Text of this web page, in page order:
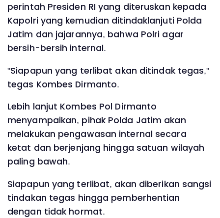
perintah Presiden RI yang diteruskan kepada
Kapolri yang kemudian ditindaklanjuti Polda
Jatim dan jajarannya, bahwa Polri agar
bersih-bersih internal.
"Siapapun yang terlibat akan ditindak tegas,"
tegas Kombes Dirmanto.
Lebih lanjut Kombes Pol Dirmanto
menyampaikan, pihak Polda Jatim akan
melakukan pengawasan internal secara
ketat dan berjenjang hingga satuan wilayah
paling bawah.
Siapapun yang terlibat, akan diberikan sangsi
tindakan tegas hingga pemberhentian
dengan tidak hormat.